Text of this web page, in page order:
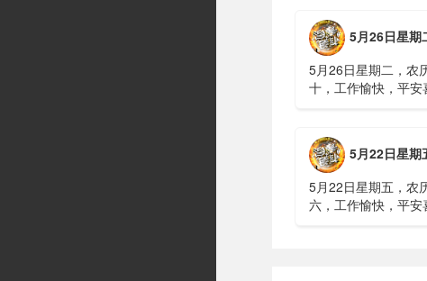
山体滑坡：21名林场
难，年龄最长者近6
元高标......
5月26日星期二，农历四月初十，工
5月26日星期二，农
十，工作愉快，平安
15年2、神舟二十三
船与空间站组合体完
速交会对接......
5月22日星期五，农历四月初六，工
5月22日星期五，农
六，工作愉快，平安